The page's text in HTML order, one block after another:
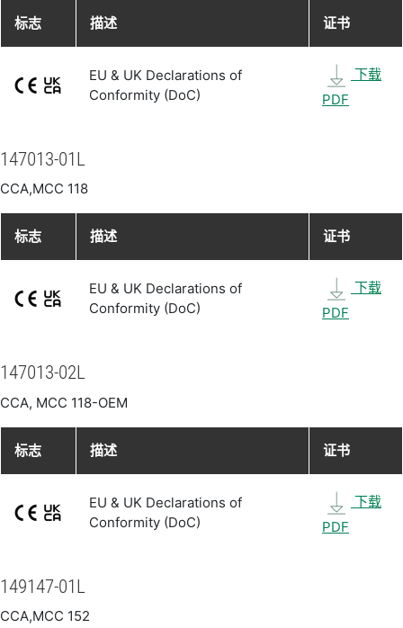
标志 描述 证书
EU & UK Declarations of
Conformity (DoC)
下载
PDF
147013-01L
CCA,MCC 118
标志 描述 证书
EU & UK Declarations of
Conformity (DoC)
下载
PDF
147013-02L
CCA, MCC 118-OEM
标志 描述 证书
EU & UK Declarations of
Conformity (DoC)
下载
PDF
149147-01L
CCA,MCC 152